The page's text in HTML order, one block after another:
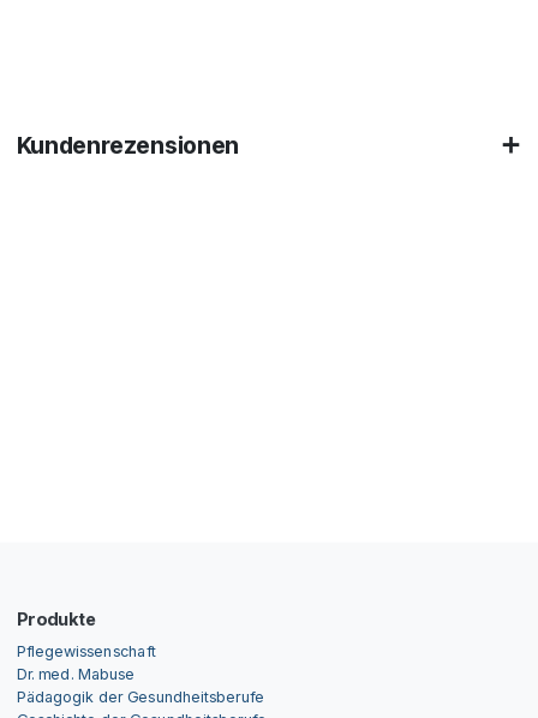
Kundenrezensionen
Produkte
Pflegewissenschaft
Dr. med. Mabuse
Pädagogik der Gesundheitsberufe